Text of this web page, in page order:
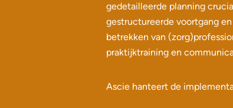
gedetailleerde planning
gestructureerde voortgang
betrekken van
praktijktraining en
Ascie hanteert de